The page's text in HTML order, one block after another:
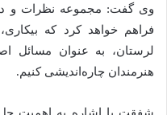
وی گفت: مجموعه نظرات و
فراهم خواهد کرد که
لرستان، به عنوان مسائل
هنرمندان چاره‌اندیشی کنیم.
شفقت با اشاره به اهمیت